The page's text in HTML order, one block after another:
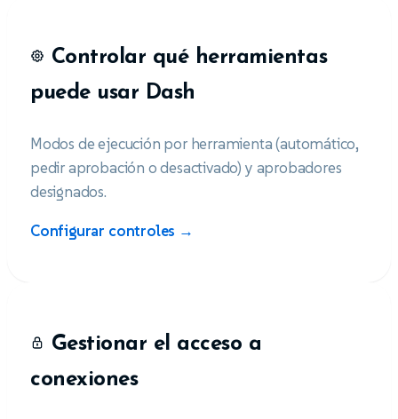
Controlar qué herramientas
puede usar Dash
Modos de ejecución por herramienta (automático,
pedir aprobación o desactivado) y aprobadores
designados.
Configurar controles →
Gestionar el acceso a
conexiones